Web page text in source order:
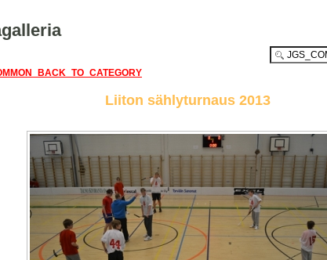
Liiton sählyturnaus 2013